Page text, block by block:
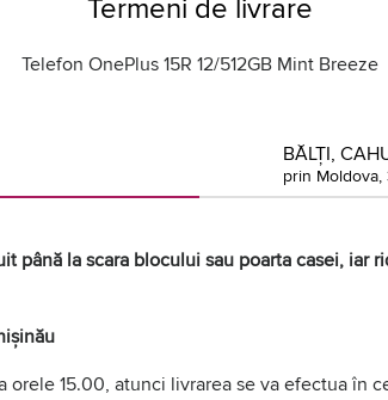
Termeni de livrare
Telefon OnePlus 15R 12/512GB Mint Breeze
BĂLȚI,
prin Moldova,
până la scara blocului sau poarta casei, iar
orele 15.00, atunci livrarea se va efectua în